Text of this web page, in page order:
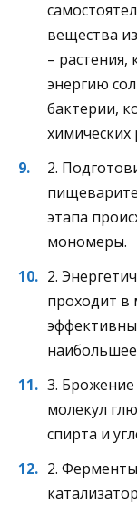
вещества
– растения,
энергию
бактерии,
химических
2.
этапа
мономеры.
2.
проходит в
3.
молекул
спирта и
2.